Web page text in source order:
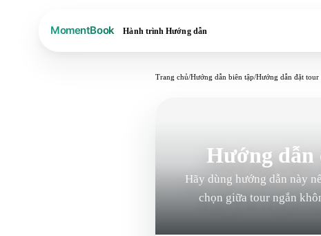
Hành trình Hướng dẫn
Trang chủ/Hướng dẫn biên tập/Hướng dẫn đặt
Hướng
Hãy dùng hướng dẫn này
chọn giữa tour ngắn